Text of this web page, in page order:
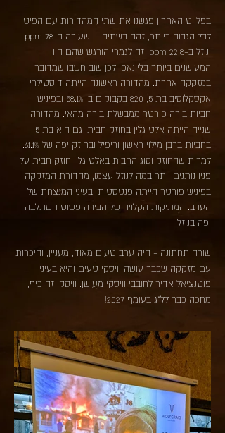
בפלייט האחרון פגשנו את שתי המהדורות עם הפיט
לבל הגבוה ביותר, זהה בשתיהן - שעורה ב-78 ppm
ונוזל ב-22.8 ppm. זה לגמרי הורגש שהם היו
המעושנים ביותר בליינאפ, לכן שוב חשבו שמדובר
במזקקה אחרת. מהדורה ראשונה הייתה דיסטילרי
אקסקלוסיב בת 5, 820 בקבוקים ב-58.1% ובפיניש
חביות בירה פורטר ממבשלת בירה מהאי. מהדורה
למרות שהחוזק וסוג החבית באלט גלין חוזק חבית על
פניו נותנים יותר במה לנוזל עצמו, מהדורת המזקקה
בפיניש פורטר הייתה פנטסטית ובעיני המנצחת של
הערב. המתיקות הקלויה של הבירה פשוט השתלבה
יפה בנוזל.
שורה תחתונה - היה ערב טעים מאוד, מעניין, והיכרות
עם מזקקה שכבר עושה וויסקי טעים והיא בעיני
פוטנציאל אדיר לחובבי וויסקי מעושן. וויסקי זה כיף,
מחכה כבר לל"ג בעומף 2027!